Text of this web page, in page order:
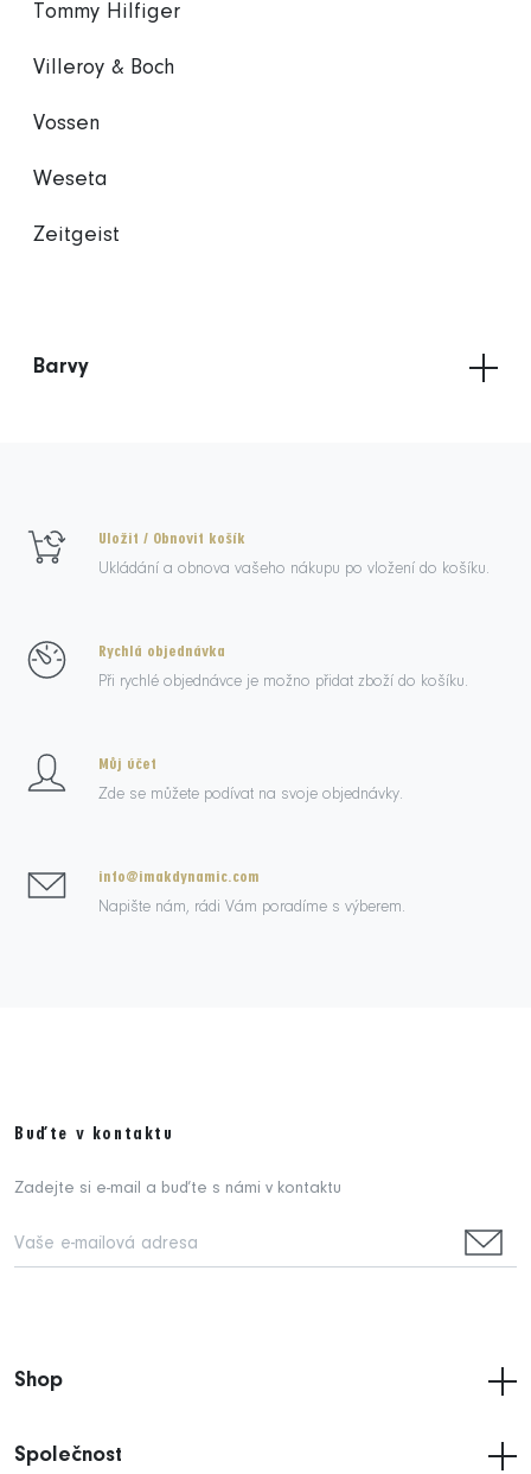
Tommy Hilfiger
Villeroy & Boch
Vossen
Weseta
Zeitgeist
Barvy
Uložit / Obnovit košík
Ukládání a obnova vašeho nákupu po vložení do košíku.
Rychlá objednávka
Při rychlé objednávce je možno přidat zboží do košíku.
Můj účet
Zde se můžete podívat na svoje objednávky.
info@imakdynamic.com
Napište nám, rádi Vám poradíme s výberem.
Buďte v kontaktu
Zadejte si e-mail a buďte s námi v kontaktu
Shop
Společnost